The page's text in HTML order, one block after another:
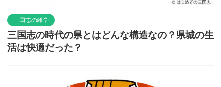
三国志の雑学
三国志の時代の県とはどんな構造なの？県城の生
活は快適だった？